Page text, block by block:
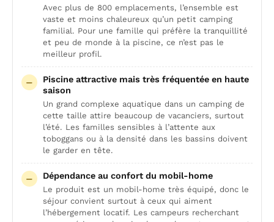
Avec plus de 800 emplacements, l’ensemble est
vaste et moins chaleureux qu’un petit camping
familial. Pour une famille qui préfère la tranquillité
et peu de monde à la piscine, ce n’est pas le
meilleur profil.
Piscine attractive mais très fréquentée en haute
saison
Un grand complexe aquatique dans un camping de
cette taille attire beaucoup de vacanciers, surtout
l’été. Les familles sensibles à l’attente aux
toboggans ou à la densité dans les bassins doivent
le garder en tête.
Dépendance au confort du mobil-home
Le produit est un mobil-home très équipé, donc le
séjour convient surtout à ceux qui aiment
l’hébergement locatif. Les campeurs recherchant